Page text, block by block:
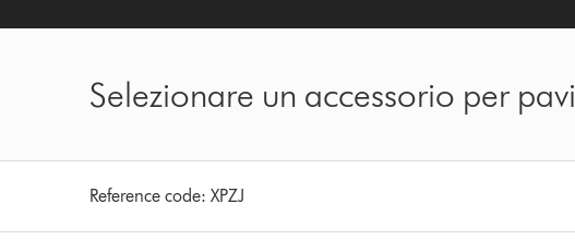
Selezionare un accessorio per
Reference code:XPZJ